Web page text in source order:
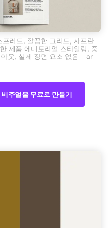
레드, 깔끔한 그리드, 사프란
제품 에디토리얼 스타일링, 중
웃, 실제 장면 요소 없음 --ar
주얼을 무료로 만들기